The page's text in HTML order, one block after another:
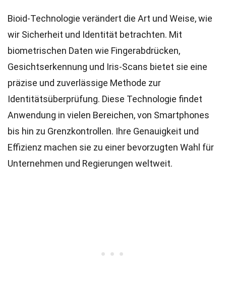
Bioid-Technologie verändert die Art und Weise, wie
wir Sicherheit und Identität betrachten. Mit
biometrischen Daten wie Fingerabdrücken,
Gesichtserkennung und Iris-Scans bietet sie eine
präzise und zuverlässige Methode zur
Identitätsüberprüfung. Diese Technologie findet
Anwendung in vielen Bereichen, von Smartphones
bis hin zu Grenzkontrollen. Ihre Genauigkeit und
Effizienz machen sie zu einer bevorzugten Wahl für
Unternehmen und Regierungen weltweit.